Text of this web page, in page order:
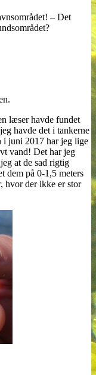
– Det
læser havde fundet
havde det i tankerne
i juni 2017 har jeg lige
vand! Det har jeg
at de sad rigtig
dem på 0-1,5 meters
hvor der ikke er stor